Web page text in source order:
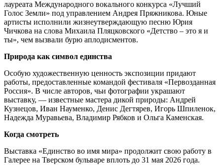
лауреата Международного вокального конкурса «Лучший
Голос Земли» под управлением Андрея Пряжникова. Юные
артисты исполнили жизнеутверждающую песню Юрия
Чичкова на слова Михаила Пляцковского «Детство – это я и
ты», чем вызвали бурю аплодисментов.
Природа как символ единства
Особую художественную ценность экспозиции придают
работы, предоставленные командой фестиваля «Первозданная
Россия». В числе авторов, чьи фотографии украшают
выставку, — известные мастера дикой природы: Андрей
Кузнецов, Иван Науменко, Денис Дегтярев, Игорь Шпиленок,
Надежда Муравьева, Владимир Рябков и Ольга Каменская.
Когда смотреть
Выставка «Единство во имя мира» продолжит свою работу в
Галерее на Тверском бульваре вплоть до 31 мая 2026 года.